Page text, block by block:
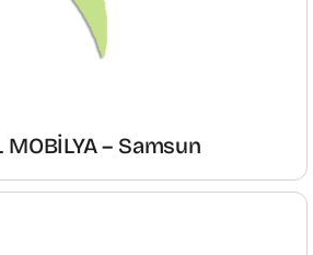
MOBİLYA – Samsun